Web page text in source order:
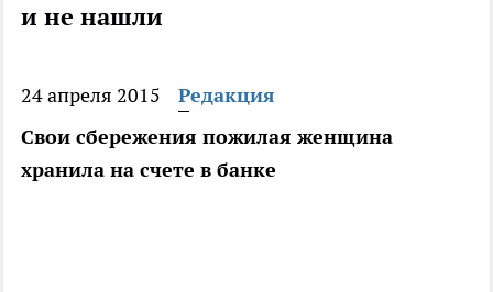
и не нашли
24 апреля 2015
Редакция
Свои сбережения пожилая женщина
хранила на счете в банке